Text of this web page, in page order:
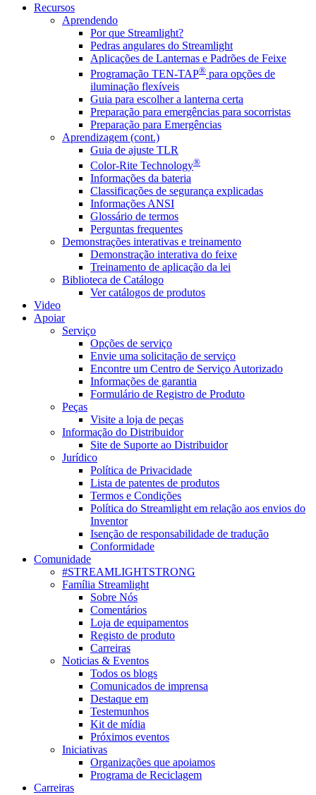
Recursos
Aprendendo
Por que Streamlight?
Pedras angulares do Streamlight
Aplicações de Lanternas e Padrões de Feixe
Programação TEN-TAP® para opções de
iluminação flexíveis
Guia para escolher a lanterna certa
Preparação para emergências para socorristas
Preparação para Emergências
Aprendizagem (cont.)
Guia de ajuste TLR
Color-Rite Technology®
Informações da bateria
Classificações de segurança explicadas
Informações ANSI
Glossário de termos
Perguntas frequentes
Demonstrações interativas e treinamento
Demonstração interativa do feixe
Treinamento de aplicação da lei
Biblioteca de Catálogo
Ver catálogos de produtos
Video
Apoiar
Serviço
Opções de serviço
Envie uma solicitação de serviço
Encontre um Centro de Serviço Autorizado
Informações de garantia
Formulário de Registro de Produto
Peças
Visite a loja de peças
Informação do Distribuidor
Site de Suporte ao Distribuidor
Jurídico
Política de Privacidade
Lista de patentes de produtos
Termos e Condições
Política do Streamlight em relação aos envios do
Inventor
Isenção de responsabilidade de tradução
Conformidade
Comunidade
#STREAMLIGHTSTRONG
Família Streamlight
Sobre Nós
Comentários
Loja de equipamentos
Registo de produto
Carreiras
Noticias & Eventos
Todos os blogs
Comunicados de imprensa
Destaque em
Testemunhos
Kit de mídia
Próximos eventos
Iniciativas
Organizações que apoiamos
Programa de Reciclagem
Carreiras